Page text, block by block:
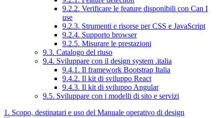
9.2.2. Verificare le feature disponibili con Can I
use
9.2.3. Strumenti e risorse per CSS e JavaScript
9.2.4. Supporto browser
9.2.5. Misurare le prestazioni
9.3. Catalogo del riuso
9.4. Sviluppare con il design system .italia
9.4.1. Il framework Bootstrap Italia
9.4.2. Il kit di sviluppo React
9.4.3. Il kit di sviluppo Angular
9.5. Sviluppare con i modelli di sito e servizi
1. Scopo, destinatari e uso del Manuale operativo di design